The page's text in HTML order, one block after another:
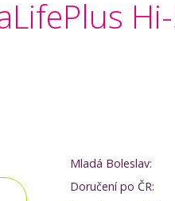
Mladá Boleslav:
Doručení po ČR: